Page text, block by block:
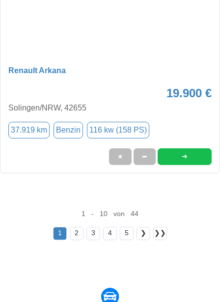
Renault Arkana
19.900 €
Solingen/NRW, 42655
37.919 km Benzin 116 kw (158 PS)
★ ➦ ➜
1 - 10 von 44
1 2 3 4 5 ❯ ❯❯